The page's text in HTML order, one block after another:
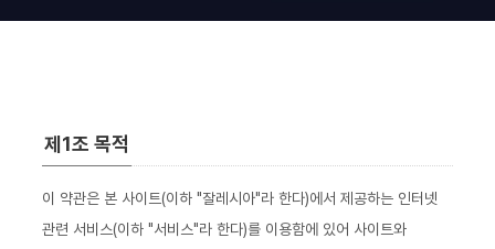
제1조 목적
이 약관은 본 사이트(이하 "잘레시아"라 한다)에서 제공하는 인터넷
관련 서비스(이하 "서비스"라 한다)를 이용함에 있어 사이트와